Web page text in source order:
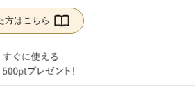
方はこちら